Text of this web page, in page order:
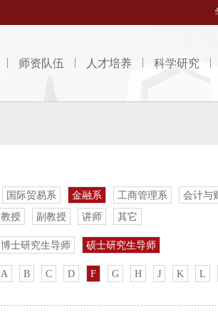
师资队伍 人才培养 科学研究
国际贸易系 金融系 工商管理系 会计与
教授 副教授 讲师 其它
博士研究生导师 硕士研究生导师
A B C D F G H J K L